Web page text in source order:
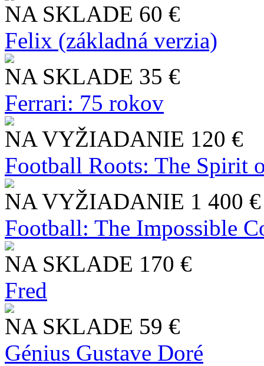
NA SKLADE 60 €
Felix (základná verzia)
NA SKLADE 35 €
Ferrari: 75 rokov
NA VYŽIADANIE 120 €
Football Roots: The Spirit
NA VYŽIADANIE 1 400 €
Football: The Impossible
NA SKLADE 170 €
Fred
NA SKLADE 59 €
Génius Gustave Doré